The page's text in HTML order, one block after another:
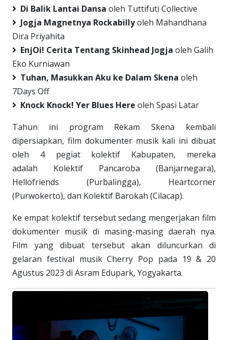
Di Balik Lantai Dansa oleh Tuttifuti Collective
Jogja Magnetnya Rockabillyoleh Mahandhana
Dira Priyahita
EnjOi! Cerita Tentang Skinhead Jogja oleh Galih
Eko Kurniawan
Tuhan, Masukkan Aku ke Dalam Skena oleh
7Days Off
Knock Knock! Yer Blues Here oleh Spasi Latar
Tahun ini program Rekam Skena kembali
dipersiapkan, film dokumenter musik kali ini dibuat
oleh 4 pegiat kolektif Kabupaten, mereka
adalah Kolektif Pancaroba (Banjarnegara),
Hellofriends (Purbalingga), Heartcorner
(Purwokerto), dan Kolektif Barokah (Cilacap).
Ke empat kolektif tersebut sedang mengerjakan film
dokumenter musik di masing-masing daerah nya.
Film yang dibuat tersebut akan diluncurkan di
gelaran festival musik Cherry Pop pada 19 & 20
Agustus 2023 di Asram Edupark, Yogyakarta.